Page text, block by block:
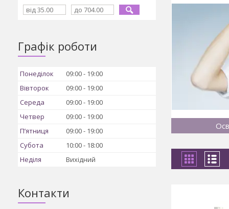
Графік роботи
Понеділок 09:00
19:00
Вівторок
09:00
19:00
Середа
09:00
19:00
Четвер
09:00
19:00
Пʼятниця
09:00
19:00
Субота
10:00
18:00
Неділя
Вихідний
Контакти